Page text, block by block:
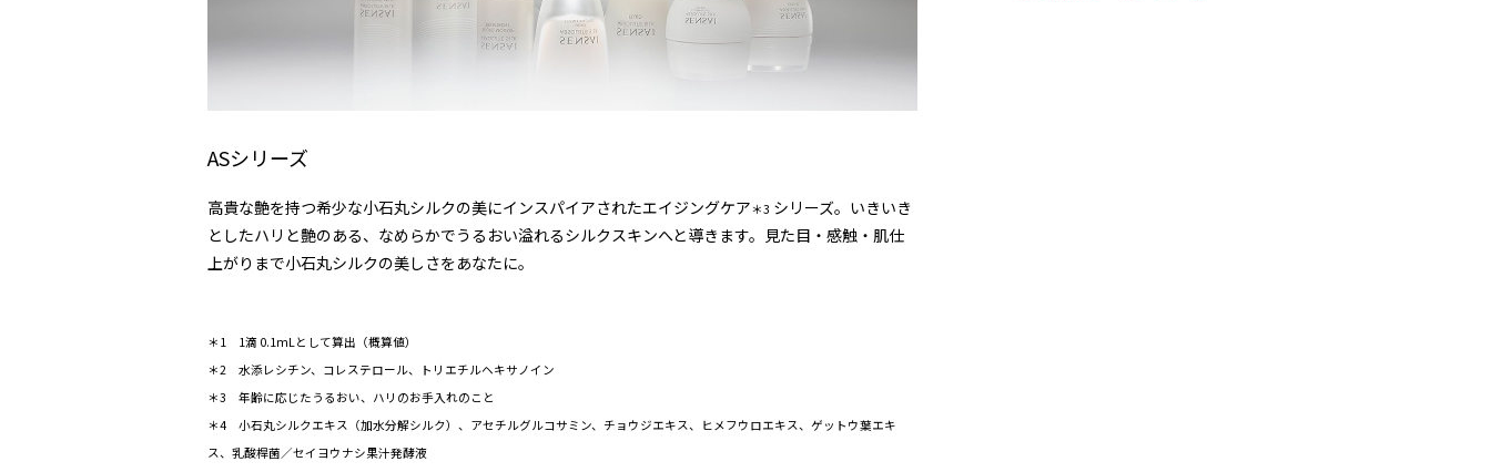
ASシリーズ
高貴な艶を持つ希少な小石丸シルクの美にインスパイアされたエイジングケア＊3 シリーズ。いきいき
としたハリと艶のある、なめらかでうるおい溢れるシルクスキンへと導きます。見た目・感触・肌仕
上がりまで小石丸シルクの美しさをあなたに。
＊1 1滴 0.1mLとして算出（概算値）
＊2 水添レシチン、コレステロール、トリエチルヘキサノイン
＊3 年齢に応じたうるおい、ハリのお手入れのこと
＊4 小石丸シルクエキス（加水分解シルク）、アセチルグルコサミン、チョウジエキス、ヒメフウロエキス、ゲットウ葉エキ
ス、乳酸桿菌／セイヨウナシ果汁発酵液